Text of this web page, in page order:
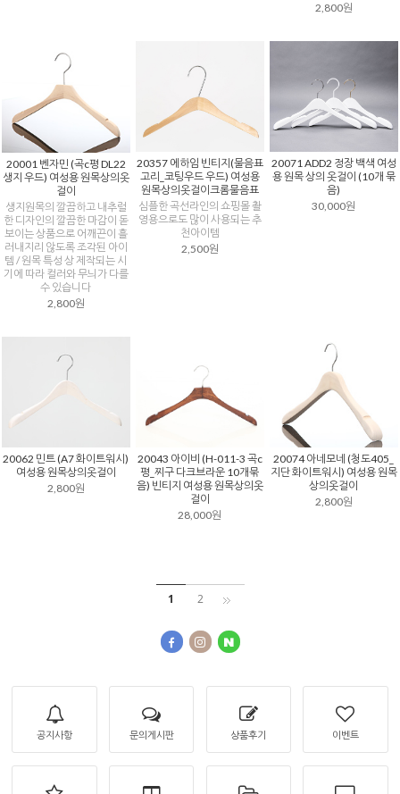
2,800원
20001 벤자민 (곡c평 DL22
생지 우드) 여성용 원목상의옷
걸이
생지원목의 깔끔하고 내추럴
한 디자인의 깔끔한 마감이 돋
보이는 상품으로 어깨끈이 흘
러내지리 않도록 조각된 아이
템 / 원목 특성 상 제작되는 시
기에 따라 컬러와 무늬가 다를
수 있습니다
2,800원
20357 에하임 빈티지(물음표
고리_코팅우드 우드) 여성용
원목상의옷걸이크롬물음표
심플한 곡선라인의 쇼핑몰 촬
영용으로도 많이 사용되는 추
천아이템
2,500원
20071 ADD2 정장 백색 여성
용 원목 상의 옷걸이 (10개 묶
음)
30,000원
20062 민트 (A7 화이트워시)
여성용 원목상의옷걸이
2,800원
20043 아이비 (H-011-3 곡c
평_찌구 다크브라운 10개묶
음) 빈티지 여성용 원목상의옷
걸이
28,000원
20074 아네모네 (청도405_
지단 화이트워시) 여성용 원목
상의옷걸이
2,800원
1 2
공지사항 문의게시판 상품후기 이벤트